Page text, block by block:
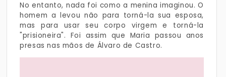
No entanto, nada foi como a menina imaginou. O
homem a levou não para torná-la sua esposa,
mas para usar seu corpo virgem e torná-la
"prisioneira". Foi assim que Maria passou anos
presas nas mãos de Álvaro de Castro.